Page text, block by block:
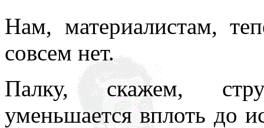
Нам, материалистам,
совсем нет.
Палку, скажем,
уменьшается вплоть до